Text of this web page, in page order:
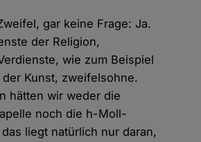
gar keine Frage: Ja.
der Religion,
wie zum Beispiel
Kunst, zweifelsohne.
hätten wir weder die
noch die h-Moll-
liegt natürlich nur daran,